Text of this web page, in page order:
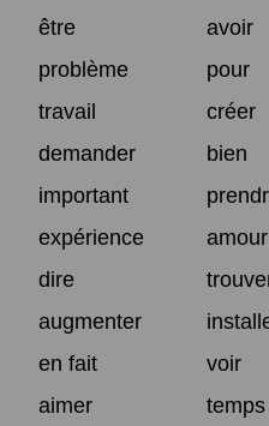
être
avoir
problème
pour
travail
créer
demander
bien
important
expérience
amour
dire
augmenter
en fait
voir
aimer
temps